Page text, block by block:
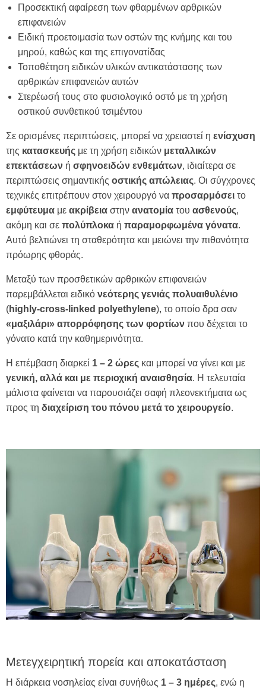
Προσεκτική αφαίρεση των φθαρμένων αρθρικών
επιφανειών
Ειδική προετοιμασία των οστών της κνήμης και του
μηρού, καθώς και της επιγονατίδας
Τοποθέτηση ειδικών υλικών αντικατάστασης των
αρθρικών επιφανειών αυτών
Στερέωσή τους στο φυσιολογικό οστό με τη χρήση
οστικού συνθετικού τσιμέντου
Σε ορισμένες περιπτώσεις, μπορεί να χρειαστεί η ενίσχυση
της κατασκευής με τη χρήση ειδικών μεταλλικών
επεκτάσεων ή σφηνοειδών ενθεμάτων, ιδιαίτερα σε
περιπτώσεις σημαντικής οστικής απώλειας. Οι σύγχρονες
τεχνικές επιτρέπουν στον χειρουργό να προσαρμόσει το
εμφύτευμα με ακρίβεια στην ανατομία του ασθενούς,
ακόμη και σε πολύπλοκα ή παραμορφωμένα γόνατα.
Αυτό βελτιώνει τη σταθερότητα και μειώνει την πιθανότητα
πρόωρης φθοράς.
Μεταξύ των προσθετικών αρθρικών επιφανειών
παρεμβάλλεται ειδικό νεότερης γενιάς πολυαιθυλένιο
(highly-cross-linked polyethylene), το οποίο δρα σαν
«μαξιλάρι» απορρόφησης των φορτίων που δέχεται το
γόνατο κατά την καθημερινότητα.
Η επέμβαση διαρκεί 1 – 2 ώρες και μπορεί να γίνει και με
γενική, αλλά και με περιοχική αναισθησία. Η τελευταία
μάλιστα φαίνεται να παρουσιάζει σαφή πλεονεκτήματα ως
προς τη διαχείριση του πόνου μετά το χειρουργείο.
Μετεγχειρητική πορεία και αποκατάσταση
Η διάρκεια νοσηλείας είναι συνήθως 1 – 3 ημέρες, ενώ η